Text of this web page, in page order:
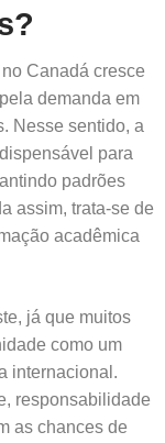
Canadá cresce
demanda em
Nesse sentido, a
para
padrões
assim, trata-se de
acadêmica
já que muitos
como um
internacional.
responsabilidade
as chances de